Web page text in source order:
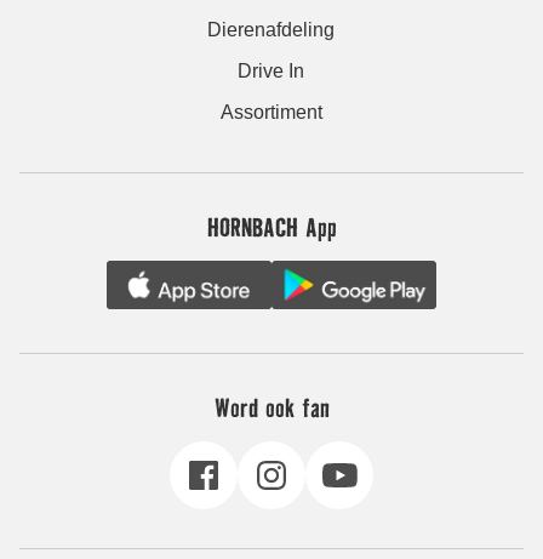
Dierenafdeling
Drive In
Assortiment
HORNBACH App
Word ook fan